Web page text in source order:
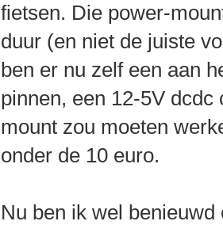
fietsen. Die power-
duur (en niet de juiste
ben er nu zelf een aan
pinnen, een 12-5V
mount zou moeten
onder de 10 euro.
Nu ben ik wel